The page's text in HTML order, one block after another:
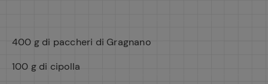
400 g di paccheri di Gragnano
100 g di cipolla